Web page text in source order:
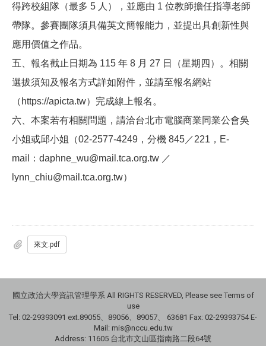
得跨校組隊（最多 5 人），並應由 1 位教師擔任指導老師
帶隊。參賽團隊須具備英文簡報能力，並提出具創新性與
應用價值之作品。
五、報名截止日期為 115 年 8 月 27 日（星期四）。相關
選拔須知及報名方式詳如附件，並請至報名網站
（ https://apicta.tw）完成線上報名。
六、本案若有相關問題，請洽台北市電腦商業同業公會吳
小姐或邱小姐（02-2577-4249 ，分機 845 ／221 ， E-
mail
： daphne_wu@mail.tca.org.tw ／
lynn_chiu@mail.tca.org.tw）
來文.pdf
國立政治大學資訊管理學系 All RIGHTS RESERVED, Please see Terms of
use
Tel: 02-29393091 ext.89055、89056、89057、
63681 Fax: 02-29393754 E-
Mail: mis@nccu.edu.tw
Address: 11605 台北市文山區指南路二段64號